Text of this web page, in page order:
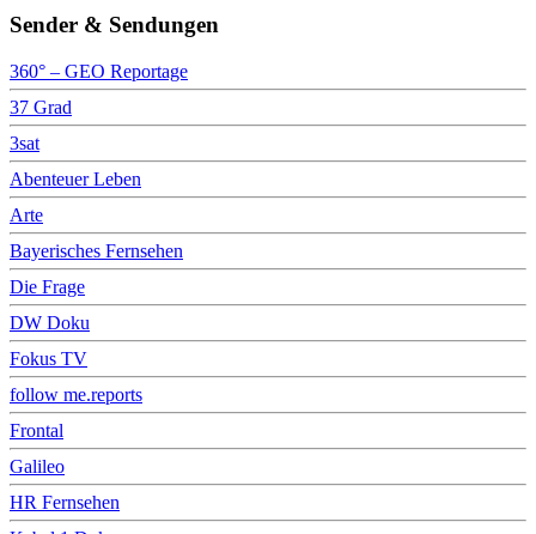
Sender & Sendungen
360° – GEO Reportage
37 Grad
3sat
Abenteuer Leben
Arte
Bayerisches Fernsehen
Die Frage
DW Doku
Fokus TV
follow me.reports
Frontal
Galileo
HR Fernsehen